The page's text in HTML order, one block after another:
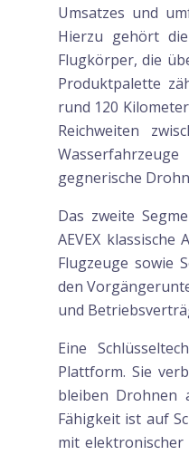
Umsatzes und
Hierzu gehört
Flugkörper, die
Produktpalette
rund 120
Reichweiten
gegnerische
Das zweite
AEVEX
Flugzeuge sowie
den
und
Eine
Plattform. Sie
bleiben Drohnen
Fähigkeit ist auf
mit elektronischer